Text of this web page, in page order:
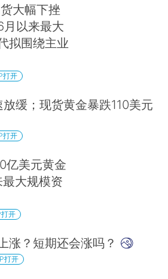
大幅下挫
以来最大
拟围绕主业
打开
缓；现货黄金暴跌110美元
打开
亿美元黄金
大规模资
开
涨？短期还会涨吗？
打开